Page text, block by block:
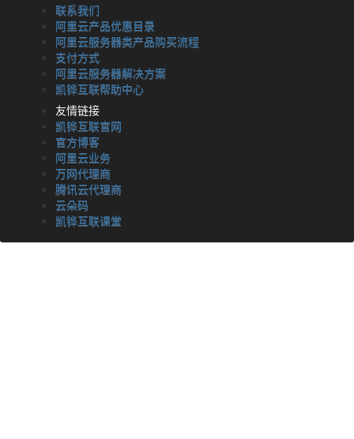
联系我们
阿里云产品优惠目录
阿里云服务器类产品购买流程
支付方式
阿里云服务器解决方案
凯铧互联帮助中心
友情链接
凯铧互联官网
官方博客
阿里云业务
万网代理商
腾讯云代理商
云朵码
凯铧互联课堂